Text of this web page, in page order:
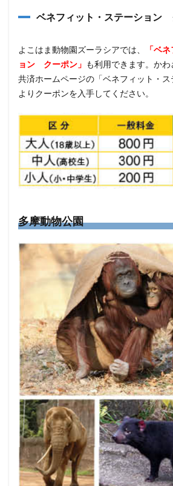
ベネフィット・ステーション
よこはま動物園ズーラシアでは、
「ベ
ョン クーポン」 も利用できます。か
共済ホームページの「ベネフィット・
よりクーポンを入手してください。
多摩動物公園